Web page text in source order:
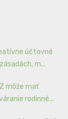
účtovné
m...
môže mať
rodinné...